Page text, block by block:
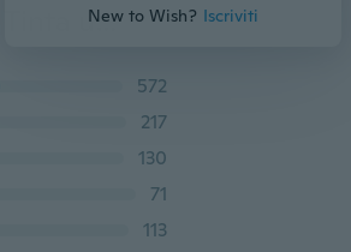
New to Wish? Iscriviti
Extra profondo 12 '' (30 cm) Mobili Moda elastica Lusso Tinta unita Lenzuolo copriletto Biancheria da letto Coprimaterasso elastico Taglie copriletto Full / Queen / King
572
217
130
71
113